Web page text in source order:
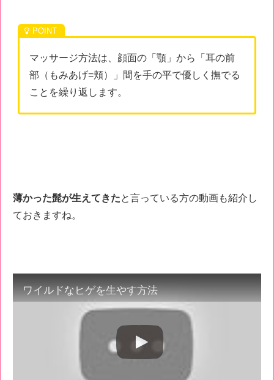
マッサージ方法は、顔面の「顎」から「耳の前
部（もみあげ=頬）」間を手の平で優しく撫でる
ことを繰り返します。
薄かった髭が生えてきたと言っている方の動画も紹介し
ておきますね。
ワイルドなヒゲを生やす方法